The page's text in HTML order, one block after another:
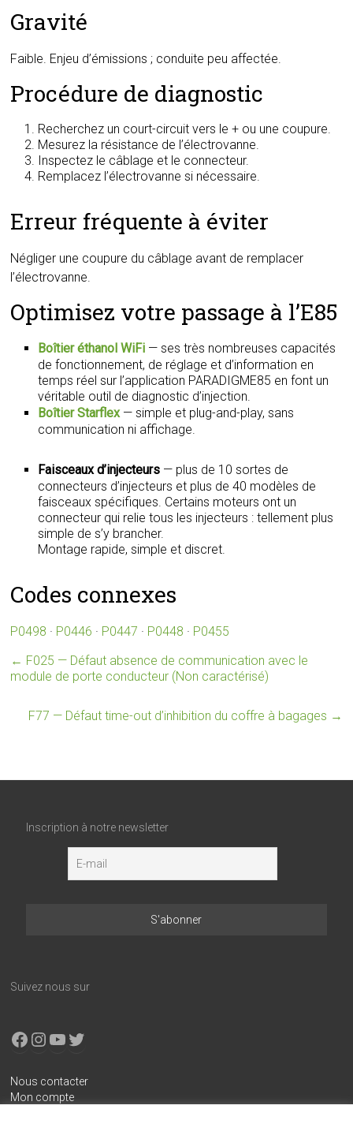
Gravité
Faible. Enjeu d’émissions ; conduite peu affectée.
Procédure de diagnostic
Recherchez un court-circuit vers le + ou une coupure.
Mesurez la résistance de l’électrovanne.
Inspectez le câblage et le connecteur.
Remplacez l’électrovanne si nécessaire.
Erreur fréquente à éviter
Négliger une coupure du câblage avant de remplacer
l’électrovanne.
Optimisez votre passage à l’E85
Boîtier éthanol WiFi — ses très nombreuses capacités
de fonctionnement, de réglage et d’information en
temps réel sur l’application PARADIGME85 en font un
véritable outil de diagnostic d’injection.
Boîtier Starflex— simple et plug-and-play, sans
communication ni affichage.
Faisceaux d’injecteurs — plus de 10 sortes de
connecteurs d’injecteurs et plus de 40 modèles de
faisceaux spécifiques. Certains moteurs ont un
connecteur qui relie tous les injecteurs : tellement plus
simple de s’y brancher.
Montage rapide, simple et discret.
Codes connexes
P0498 · P0446 · P0447 · P0448 · P0455
← F025 — Défaut absence de communication avec le
module de porte conducteur (Non caractérisé)
F77 — Défaut time-out d’inhibition du coffre à bagages →
Inscription à notre newsletter
Suivez nous sur
Facebook
Instagram
YouTube
X
Nous contacter
Mon compte